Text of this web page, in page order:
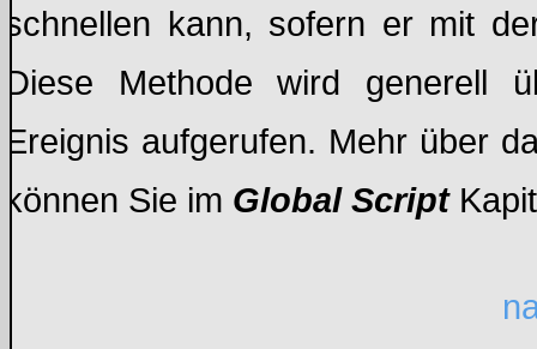
schnellen kann, sofern er mit
Diese Methode wird generell
Ereignis aufgerufen. Mehr über
können Sie im Global Script